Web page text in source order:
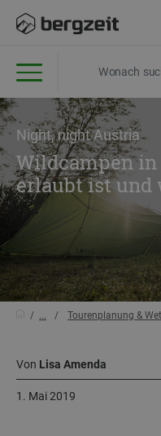
Night, night Austria
Wildcampen
erlaubt ist und
... Tourenplanung &
Von Lisa Amenda
1. Mai 2019